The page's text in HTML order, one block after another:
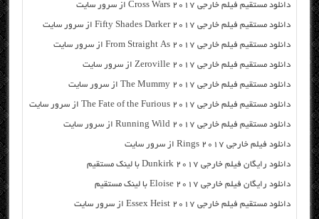
دانلود مستقیم فیلم خارجی Cross Wars 2017 از سرور سایت
دانلود مستقیم فیلم خارجی Fifty Shades Darker 2017 از سرور سایت
دانلود مستقیم فیلم خارجی From Straight As 2017 از سرور سایت
دانلود مستقیم فیلم خارجی Zeroville 2017 از سرور سایت
دانلود مستقیم فیلم خارجی The Mummy 2017 از سرور سایت
دانلود مستقیم فیلم خارجی The Fate of the Furious 2017 از سرور سایت
دانلود مستقیم فیلم خارجی Running Wild 2017 از سرور سایت
دانلود فیلم خارجی Rings 2017 از سرور سایت
دانلود رایگان فیلم خارجی Dunkirk 2017 با لینک مستقیم
دانلود رایگان فیلم خارجی Eloise 2017 با لینک مستقیم
دانلود مستقیم فیلم خارجی Essex Heist 2017 از سرور سایت